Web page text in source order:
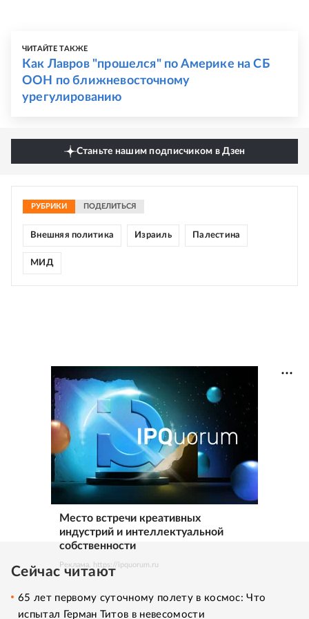
ЧИТАЙТЕ ТАКЖЕ
Как Лавров "прошелся" по Америке на СБ
ООН по ближневосточному
урегулированию
Станьте нашим подписчиком в Дзен
РУБРИКИ ПОДЕЛИТЬСЯ
Внешняя политика Израиль Палестина
МИД
Место встречи креативных
индустрий и интеллектуальной
собственности
Реклама. https://ipquorum.ru
Сейчас читают
65 лет первому суточному полету в космос: Что
испытал Герман Титов в невесомости